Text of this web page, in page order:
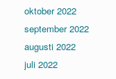
oktober 2022
september 2022
augusti 2022
juli 2022